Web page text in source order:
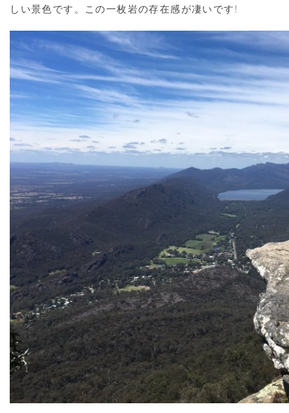
しい景色です。この一枚岩の存在感が凄いです!